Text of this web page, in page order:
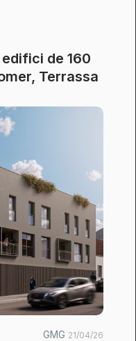
edifici de 160
Terrassa
GMG 21/04/26